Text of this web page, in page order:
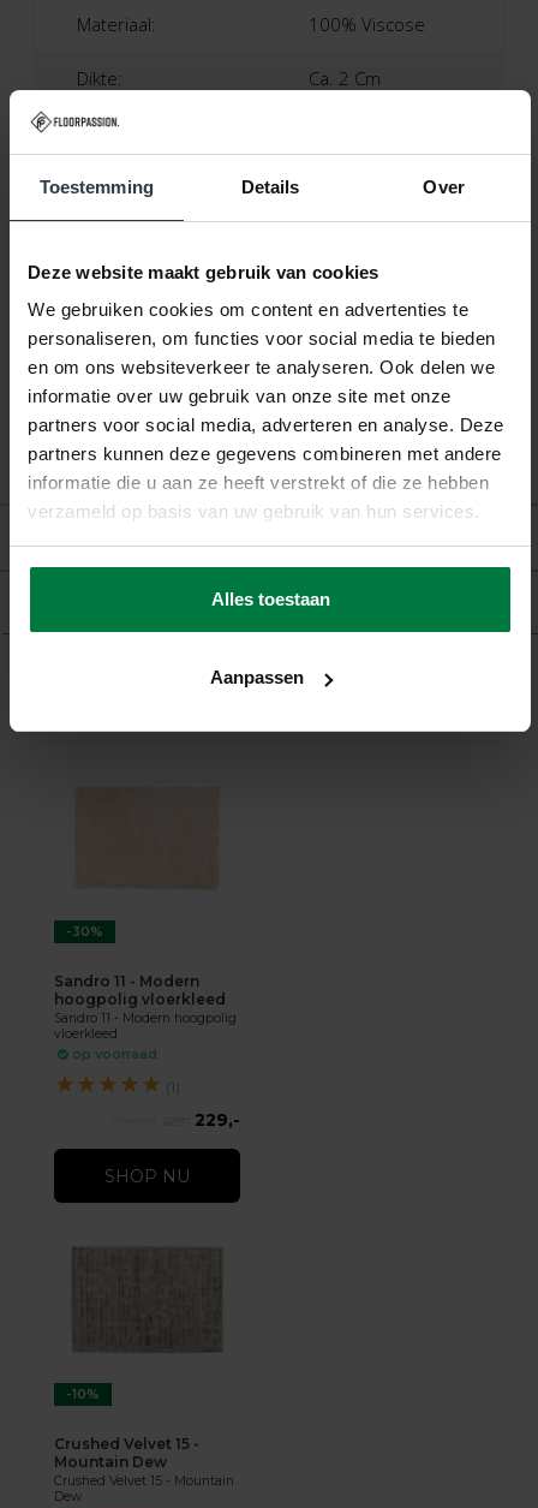
Toestemming Details Over
Deze website maakt gebruik van cookies
We gebruiken cookies om content en advertenties te
personaliseren, om functies voor social media te bieden
en om ons websiteverkeer te analyseren. Ook delen we
informatie over uw gebruik van onze site met onze
partners voor social media, adverteren en analyse. Deze
partners kunnen deze gegevens combineren met andere
informatie die u aan ze heeft verstrekt of die ze hebben
verzameld op basis van uw gebruik van hun services.
Alles toestaan
Aanpassen
Beoordelingen
Materiaal: 100% Viscose
Dikte: Ca. 2 Cm
Productietechniek:
Productieland:
Vloerverwarming: Geschikt
-30%
Sandro 11 - Modern
hoogpolig vloerkleed
Sandro 11 - Modern hoogpolig
vloerkleed
op voorraad
★★★★★ (1)
229,-
SHOP NU
-10%
Crushed Velvet 15 -
Mountain Dew
Crushed Velvet 15 - Mountain
Dew